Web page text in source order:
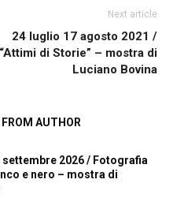
Next article
24 luglio 17 agosto 2021 /
“Attimi di Storie” – mostra di
Luciano Bovina
FROM AUTHOR
settembre 2026 / Fotografia
e nero – mostra di